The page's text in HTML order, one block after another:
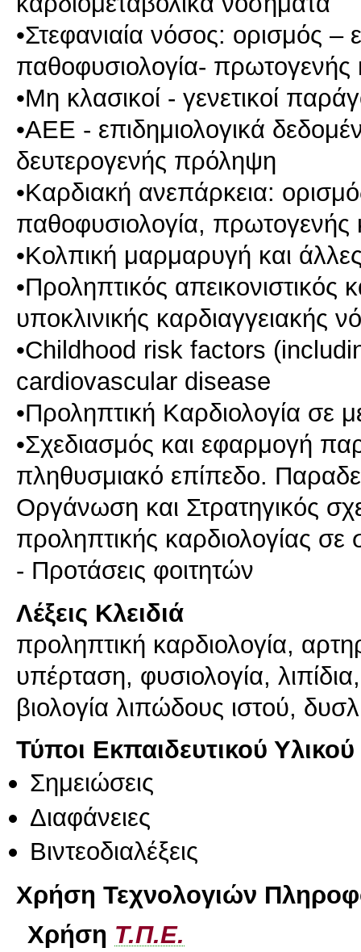
•Στεφανιαία νόσος: ορισμός –
παθοφυσιολογία- πρωτογενής
•Μη κλασικοί - γενετικοί
•ΑΕΕ - επιδημιολογικά
δευτερογενής πρόληψη
•Καρδιακή ανεπάρκεια:
παθοφυσιολογία, πρωτογενής
•Κολπική μαρμαρυγή και
•Προληπτικός απεικονιστικός
υποκλινικής καρδιαγγειακής
•Childhood risk factors
cardiovascular disease
•Προληπτική Καρδιολογία σε
•Σχεδιασμός και εφαρμογή
πληθυσμιακό επίπεδο.
Οργάνωση και Στρατηγικός
προληπτικής καρδιολογίας
Λέξεις Κλειδιά
προληπτική καρδιολογία,
υπέρταση, φυσιολογία,
βιολογία λιπώδους ιστού,
Τύποι Εκπαιδευτικού Υλικού
Σημειώσεις
Διαφάνειες
Βιντεοδιαλέξεις
Χρήση Τεχνολογιών
Χρήση Τ.Π.Ε.